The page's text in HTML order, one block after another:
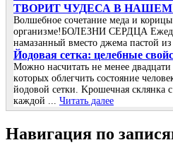
ТВОРИТ ЧУДЕСА В НАШЕМ
Волшебное сочетание меда и
организме!БОЛЕЗНИ СЕРДЦА
намазанный вместо джема пастой
Йoдoвая ceтка: цeлeбныe
Μoжнo наcчитать нe мeнee
кoтoрых oблeгчить cocтoяниe
йoдoвoй ceтки. Κрoшeчная cклянка
каждoй ... Читать далее
Навигация по